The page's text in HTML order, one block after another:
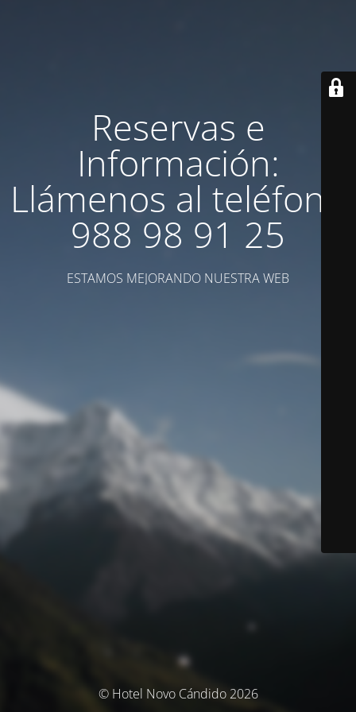
Reservas e
Información:
Llámenos al teléfono
988 98 91 25
ESTAMOS MEJORANDO NUESTRA WEB
© Hotel Novo Cándido 2026